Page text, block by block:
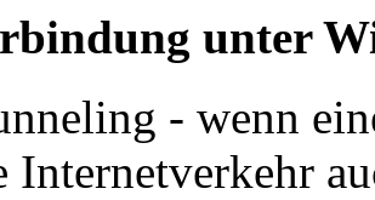
unter
- wenn
Internetverkehr